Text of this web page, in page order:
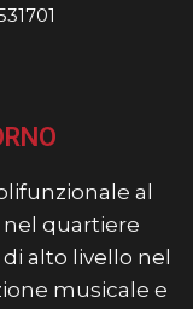
al
nel quartiere
alto livello nel
musicale e